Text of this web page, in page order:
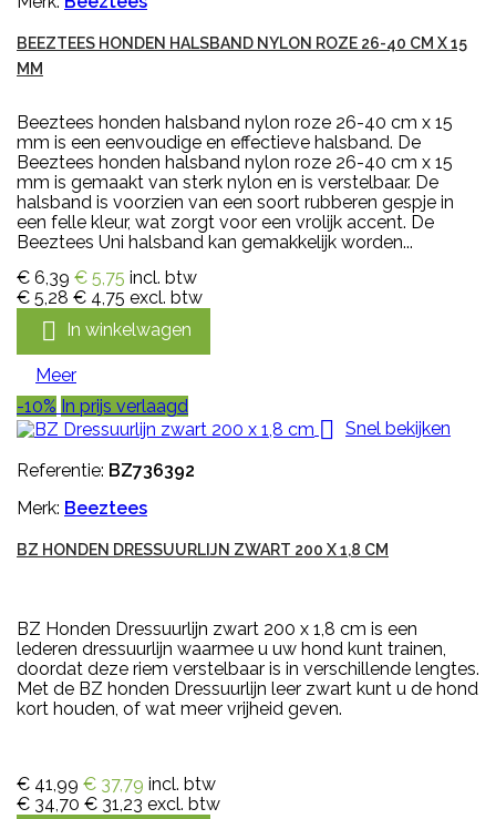
BEEZTEES HONDEN HALSBAND NYLON ROZE 26-40 CM X 15
MM
Beeztees honden halsband nylon roze 26-40 cm x 15
mm is een eenvoudige en effectieve halsband. De
Beeztees honden halsband nylon roze 26-40 cm x 15
mm is gemaakt van sterk nylon en is verstelbaar. De
halsband is voorzien van een soort rubberen gespje in
een felle kleur, wat zorgt voor een vrolijk accent. De
Beeztees Uni halsband kan gemakkelijk worden...
€ 6,39 € 5,75 incl. btw
€ 5,28 € 4,75 excl. btw
 In winkelwagen
Meer
-10% In prijs verlaagd
 Snel bekijken
Referentie: BZ736392
Merk: Beeztees
BZ HONDEN DRESSUURLIJN ZWART 200 X 1,8 CM
BZ Honden Dressuurlijn zwart 200 x 1,8 cm is een
lederen dressuurlijn waarmee u uw hond kunt trainen,
doordat deze riem verstelbaar is in verschillende lengtes.
Met de BZ honden Dressuurlijn leer zwart kunt u de hond
kort houden, of wat meer vrijheid geven.
€ 41,99 € 37,79 incl. btw
€ 34,70 € 31,23 excl. btw